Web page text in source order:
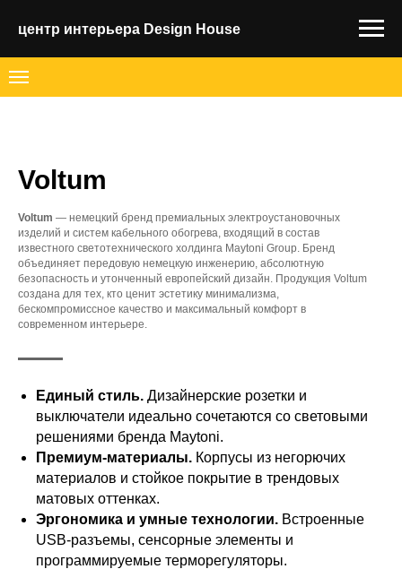
центр интерьера Design House
Voltum
Voltum — немецкий бренд премиальных электроустановочных
изделий и систем кабельного обогрева, входящий в состав
известного светотехнического холдинга Maytoni Group. Бренд
объединяет передовую немецкую инженерию, абсолютную
безопасность и утонченный европейский дизайн. Продукция Voltum
создана для тех, кто ценит эстетику минимализма,
бескомпромиссное качество и максимальный комфорт в
современном интерьере.
Единый стиль. Дизайнерские розетки и
выключатели идеально сочетаются со световыми
решениями бренда Maytoni.
Премиум-материалы. Корпусы из негорючих
материалов и стойкое покрытие в трендовых
матовых оттенках.
Эргономика и умные технологии. Встроенные
USB-разъемы, сенсорные элементы и
программируемые терморегуляторы.